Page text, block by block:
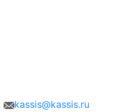
kassis@kassis.ru